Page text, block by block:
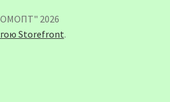
2026
Storefront.